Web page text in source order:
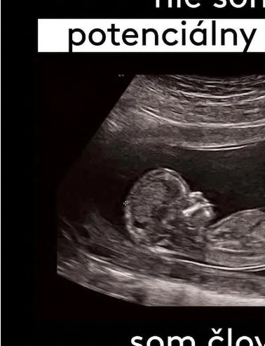
moje kosti pred Tebou, aj keď som utvorený v
Tvoje oči ma videli, keď som bol v zárodku,
knihy, všetky dni boli vopred stanovené, hoci ešte
Lebo ja poznám úmysly, ktoré mám s vami - znie
smerujúce k blahu, a nie k nešťastiu: dať vám
Ale keď sa zaľúbilo Bohu, ktorý ma oddelil od